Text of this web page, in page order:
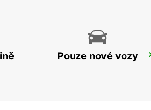
MANILA NINOY AQUINO INTERNATIONAL AIRPORT T2
Pouze nové vozy